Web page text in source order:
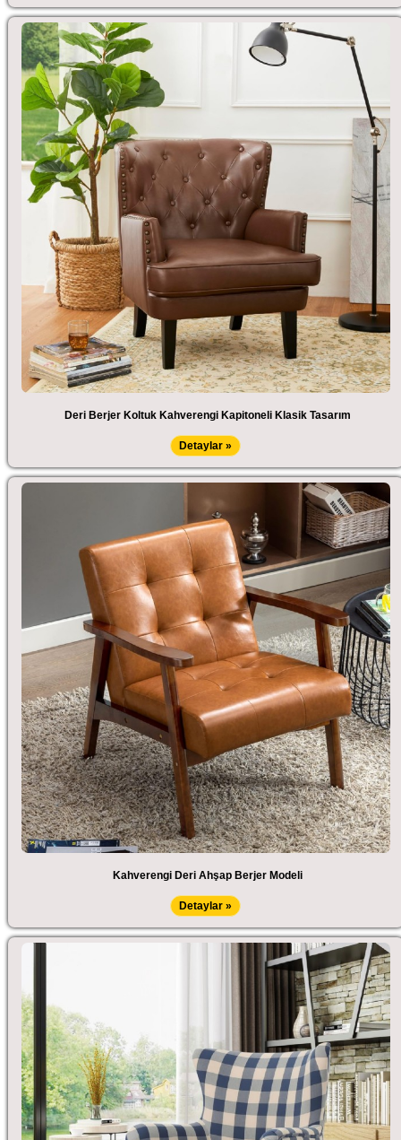
Deri Berjer Koltuk Kahverengi Kapitoneli Klasik Tasarım
Detaylar »
Kahverengi Deri Ahşap Berjer Modeli
Detaylar »